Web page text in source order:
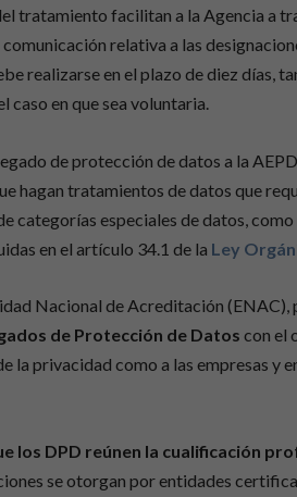
tratamiento facilitan a la Agencia a
relativa a las
realizarse en el plazo de diez días,
caso en que sea voluntaria.
de protección de datos a la
hagan tratamientos de datos que
categorías especiales de datos, como
en el artículo 34.1 de la Ley
Nacional de Acreditación (ENAC),
de Protección de Datos con el
la privacidad como a las empresas y
los DPD reúnen la cualificación
se otorgan por entidades